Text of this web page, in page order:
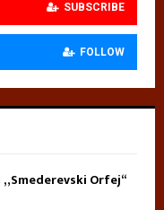
SUBSCRIBE
FOLLOW
Orfej“